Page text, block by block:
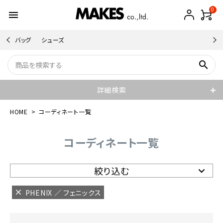
menu 0
バッグ シューズ
search
詳細検索
HOME コーディネート一覧
コーディネート一覧
絞り込む
PHENIX ／ フェニックス